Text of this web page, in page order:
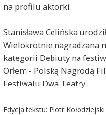
na profilu aktorki.
Stanisława Celińska
Wielokrotnie nagradzana
kategorii Debiuty na
Orłem - Polską Nagrodą
Festiwalu Dwa Teatry.
Edycja tekstu: Piotr Kołodziejski